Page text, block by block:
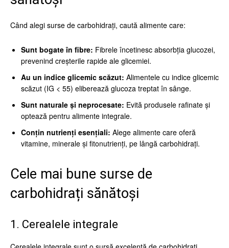
Când alegi surse de carbohidrați, caută alimente care:
Sunt bogate în fibre: Fibrele încetinesc absorbția glucozei,
prevenind creșterile rapide ale glicemiei.
Au un indice glicemic scăzut: Alimentele cu indice glicemic
scăzut (IG < 55) eliberează glucoza treptat în sânge.
Sunt naturale și neprocesate: Evită produsele rafinate și
optează pentru alimente integrale.
Conțin nutrienți esențiali: Alege alimente care oferă
vitamine, minerale și fitonutrienți, pe lângă carbohidrați.
Cele mai bune surse de
carbohidrați sănătoși
1. Cerealele integrale